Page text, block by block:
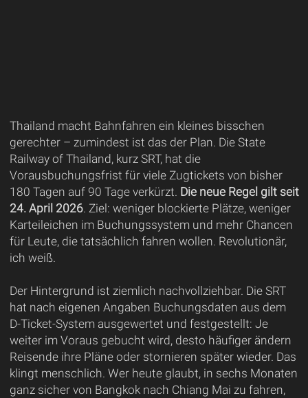
Thailand macht Bahnfahren ein kleines bisschen
gerechter – zumindest ist das der Plan. Die State
Railway of Thailand, kurz SRT, hat die
Vorausbuchungsfrist für viele Zugtickets von bisher
180 Tagen auf 90 Tage verkürzt. Die neue Regel gilt seit
24. April 2026. Ziel: weniger blockierte Plätze, weniger
Karteileichen im Buchungssystem und mehr Chancen
für Leute, die tatsächlich fahren wollen. Revolutionär,
ich weiß.
Der Hintergrund ist ziemlich nachvollziehbar. Die SRT
hat nach eigenen Angaben Buchungsdaten aus dem
D-Ticket-System ausgewertet und festgestellt: Je
weiter im Voraus gebucht wird, desto häufiger ändern
Reisende ihre Pläne oder stornieren später wieder. Das
klingt menschlich. Wer heute glaubt, in sechs Monaten
ganz sicher von Bangkok nach Chiang Mai zu fahren,